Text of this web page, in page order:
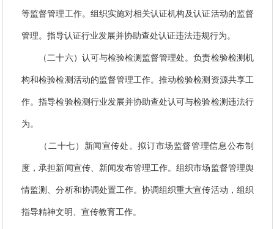
等监督管理工作。组织实施对相关认证机构及认证活动的监督
管理。指导认证行业发展并协助查处认证违法违规行为。
（二十六）认可与检验检测监督管理处。负责检验检测机
构和检验检测活动的监督管理工作。推动检验检测资源共享工
作。指导检验检测行业发展并协助查处认可与检验检测违法行
为。
（二十七）新闻宣传处。拟订市场监督管理信息公布制
度，承担新闻宣传、新闻发布管理工作。组织市场监督管理舆
情监测、分析和协调处置工作。协调组织重大宣传活动，组织
指导精神文明、宣传教育工作。